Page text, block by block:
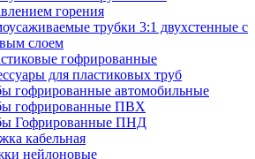
горения
трубки 3:1 двухстенные с
слоем
гофрированные
для пластиковых труб
гофрированные автомобильные
гофрированные ПВХ
Гофрированные ПНД
кабельная
нейлоновые